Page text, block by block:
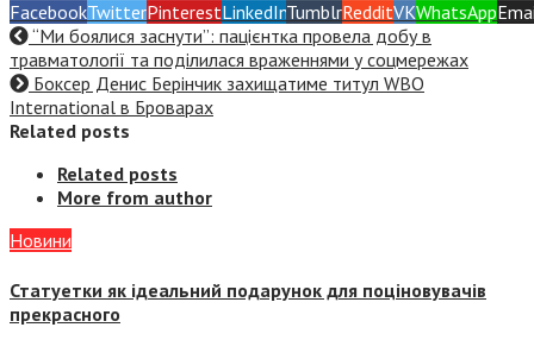
FacebookTwitterPinterestLinkedInTumblrRedditVKWhatsApp
“Ми боялися заснути”: пацієнтка провела добу в
травматології та поділилася враженнями у соцмережах
Боксер Денис Берінчик захищатиме титул WBO
International в Броварах
Related posts
Related posts
More from author
Новини
Статуетки як ідеальний подарунок для поціновувачів
прекрасного